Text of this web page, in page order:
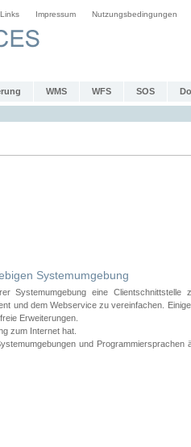
Links Impressum Nutzungsbedingungen
WMS WFS SOS
Systemumgebung
Systemumgebung eine
und dem Webservice zu vereinfachen.
Erweiterungen.
zum Internet hat.
und Programmiersprachen